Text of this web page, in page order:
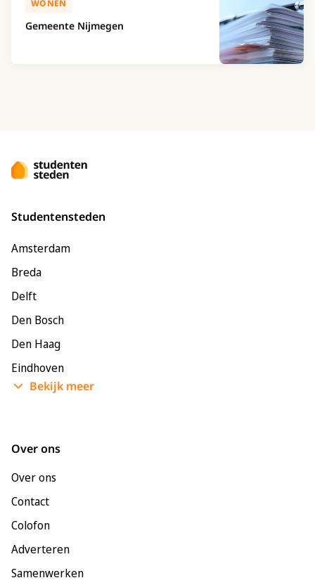
WONEN
Gemeente Nijmegen
Studentensteden
Amsterdam
Breda
Delft
Den Bosch
Den Haag
Eindhoven
Enschede
Bekijk meer
Over ons
Over ons
Contact
Colofon
Adverteren
Samenwerken